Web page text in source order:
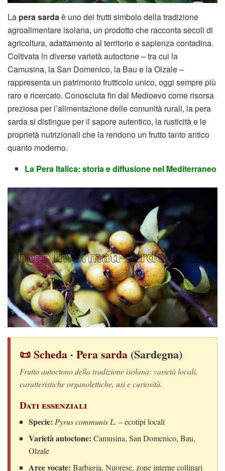
La pera sardaè uno dei frutti simbolo della tradizione
agroalimentare isolana, un prodotto che racconta secoli di
agricoltura, adattamento al territorio e sapienza contadina.
Coltivata in diverse varietà autoctone – tra cui la
Camusina, la San Domenico, la Bau e la Olzale –
rappresenta un patrimonio frutticolo unico, oggi sempre più
raro e ricercato. Conosciuta fin dal Medioevo come risorsa
preziosa per l’alimentazione delle comunità rurali, la pera
sarda si distingue per il sapore autentico, la rusticità e le
proprietà nutrizionali che la rendono un frutto tanto antico
quanto moderno.
La Pera Italica: storia e diffusione nel Mediterraneo
📜 Scheda · Pera sarda (Sardegna)
Frutto autoctono della tradizione isolana: varietà locali,
caratteristiche organolettiche, usi e curiosità.
Dati essenziali
Specie: Pyrus communis L. – ecotipi locali
Varietà autoctone: Camusina, San Domenico, Bau,
Olzale
Aree vocate: Barbagia, Nuorese, zone interne collinari